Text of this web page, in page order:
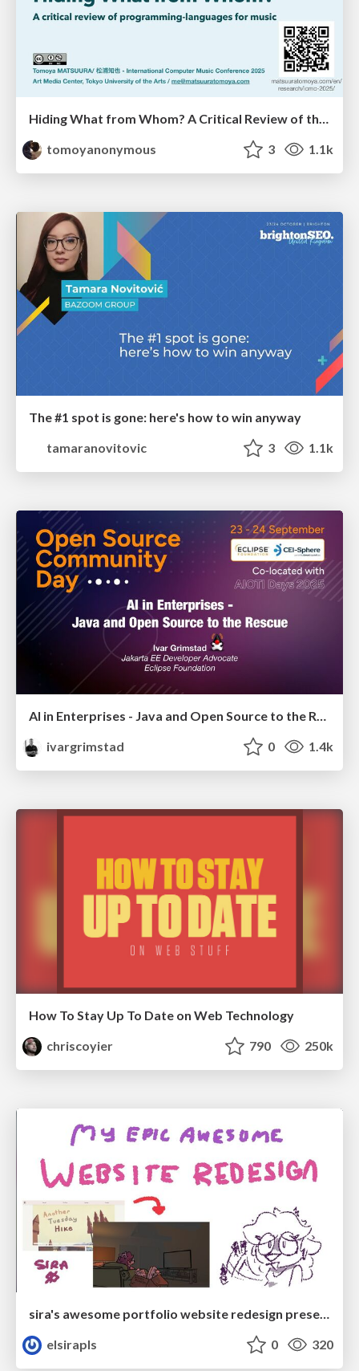
tomoyanonymous
3 1.1k
The #1 spot is gone: here's how to win anyway
tamaranovitovic
3 1.1k
AI in Enterprises - Java and Open Source to the Rescue
ivargrimstad
0 1.4k
How To Stay Up To Date on Web Technology
chriscoyier
790 250k
sira's awesome portfolio website redesign presentation
elsirapls
0 320